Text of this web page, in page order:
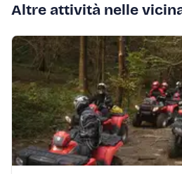
Altre attività nelle